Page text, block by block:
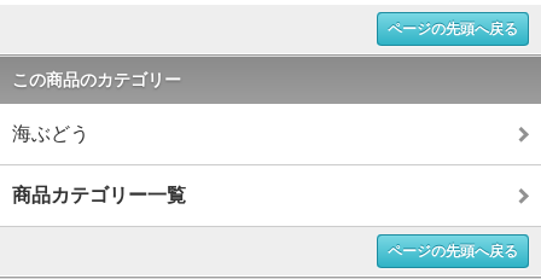
ページの先頭へ戻る
この商品のカテゴリー
海ぶどう
商品カテゴリー一覧
ページの先頭へ戻る